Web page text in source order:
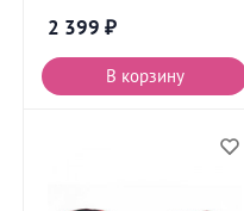
2 399 ₽
В корзину